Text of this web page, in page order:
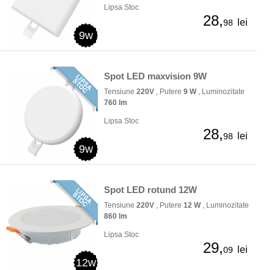
9w
Lipsa Stoc
28,98 lei
9w
Spot LED maxvision 9W
Tensiune 220V , Putere 9 W, Luminozitate
760 lm
Lipsa Stoc
28,98 lei
12w
Spot LED rotund 12W
Tensiune 220V , Putere 12 W, Luminozitate
860 lm
Lipsa Stoc
29,09 lei